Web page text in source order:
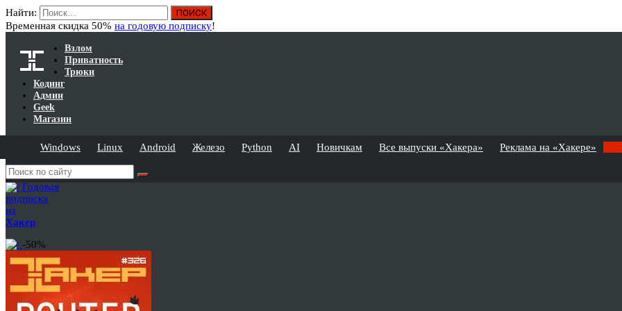
Найти:
Временная скидка 50% на годовую подписку!
Взлом
Приватность
Трюки
Кодинг
Админ
Geek
Магазин
Windows Linux Android Железо Python AI Новичкам Все выпуски «Хакера» Реклама на «Хакере»
Годовая
подписка
на
Хакер
-50%